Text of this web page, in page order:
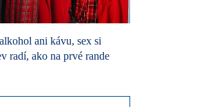
ani kávu, sex si
radí, ako na prvé rande